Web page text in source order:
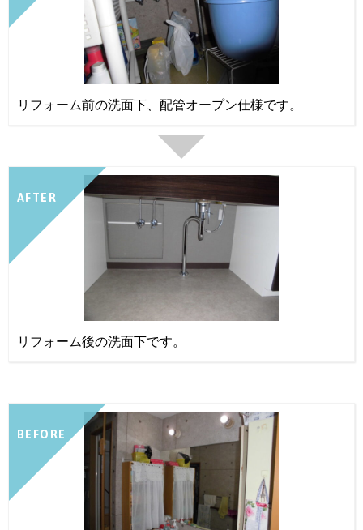
リフォーム前の洗面下、配管オープン仕様です。
AFTER
リフォーム後の洗面下です。
BEFORE